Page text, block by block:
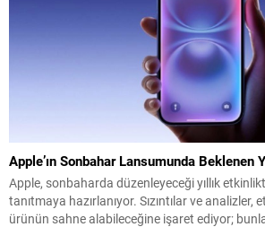
Apple’ın Sonbahar Lansumunda Beklenen
Apple, sonbaharda düzenleyeceği yıllık
tanıtmaya hazırlanıyor. Sızıntılar ve analizler,
ürünün sahne alabileceğine işaret ediyor;